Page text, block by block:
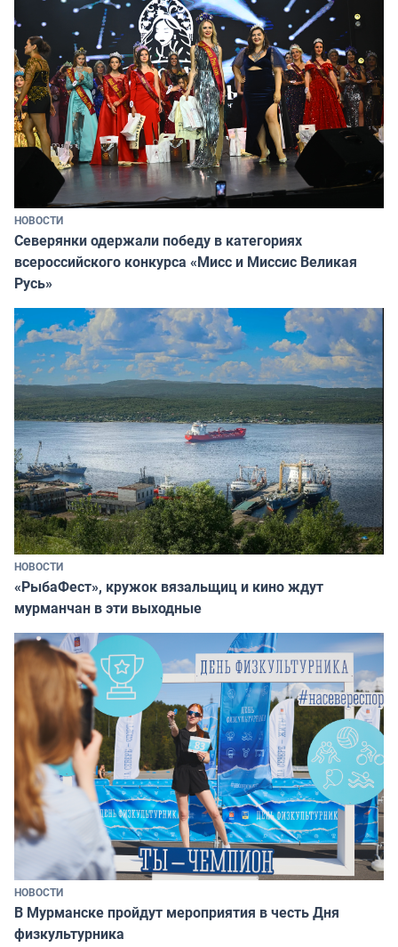
НОВОСТИ
Северянки одержали победу в категориях
всероссийского конкурса «Мисс и Миссис Великая
Русь»
НОВОСТИ
«РыбаФест», кружок вязальщиц и кино ждут
мурманчан в эти выходные
НОВОСТИ
В Мурманске пройдут мероприятия в честь Дня
физкультурника